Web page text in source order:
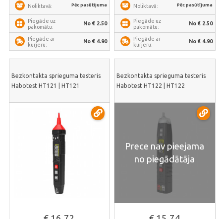
Noliktavā: Pēc pasūtījuma
Piegāde uz
pakomātu:
No € 2.50
Piegāde ar
kurjeru:
No € 4.90
Noliktavā: Pēc pasūtījuma
Piegāde uz
pakomātu:
No € 2.50
Piegāde ar
kurjeru:
No € 4.90
Bezkontakta sprieguma testeris
Habotest HT121 | HT121
Bezkontakta sprieguma testeris
Habotest HT122 | HT122
Prece nav pieejama
no piegādātāja